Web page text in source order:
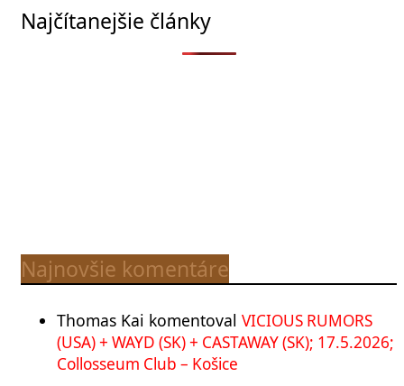
Najčítanejšie články
Najnovšie komentáre
Thomas Kai komentoval VICIOUS RUMORS
(USA) + WAYD (SK) + CASTAWAY (SK); 17.5.2026;
Collosseum Club – Košice